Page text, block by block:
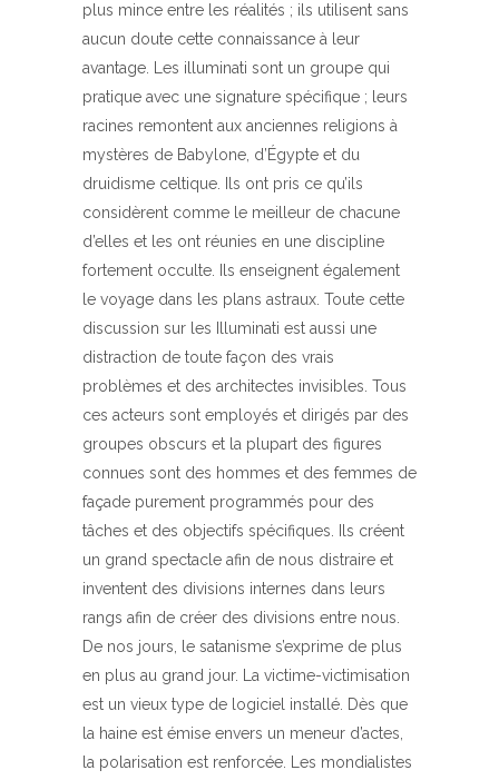
plus mince entre les réalités ; ils utilisent sans
aucun doute cette connaissance à leur
avantage. Les illuminati sont un groupe qui
pratique avec une signature spécifique ; leurs
racines remontent aux anciennes religions à
mystères de Babylone, d’Égypte et du
druidisme celtique. Ils ont pris ce qu’ils
considèrent comme le meilleur de chacune
d’elles et les ont réunies en une discipline
fortement occulte. Ils enseignent également
le voyage dans les plans astraux. Toute cette
discussion sur les Illuminati est aussi une
distraction de toute façon des vrais
problèmes et des architectes invisibles. Tous
ces acteurs sont employés et dirigés par des
groupes obscurs et la plupart des figures
connues sont des hommes et des femmes de
façade purement programmés pour des
tâches et des objectifs spécifiques. Ils créent
un grand spectacle afin de nous distraire et
inventent des divisions internes dans leurs
rangs afin de créer des divisions entre nous.
De nos jours, le satanisme s’exprime de plus
en plus au grand jour. La victime-victimisation
est un vieux type de logiciel installé. Dès que
la haine est émise envers un meneur d’actes,
la polarisation est renforcée. Les mondialistes